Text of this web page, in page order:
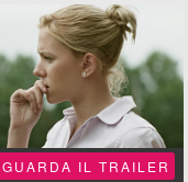
GUARDA IL TRAILER